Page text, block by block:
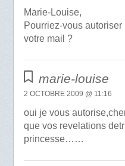
Marie-Louise,
Pourriez-vous
votre mail ?
marie-louise
2 OCTOBRE 2009 @ 11:16
oui je vous
que vos revelations
princesse……